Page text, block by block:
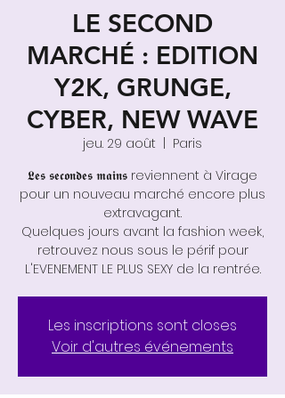
LE SECOND
MARCHÉ : EDITION
Y2K, GRUNGE,
CYBER, NEW WAVE
jeu. 29 août
  |
Paris
𝕷𝖊𝖘 𝖘𝖊𝖈𝖔𝖓𝖉𝖊𝖘 𝖒𝖆𝖎𝖓𝖘 reviennent à Virage
pour un nouveau marché encore plus
extravagant.
Quelques jours avant la fashion week,
retrouvez nous sous le périf pour
L'EVENEMENT LE PLUS SEXY de la rentrée.
Les inscriptions sont closes
Voir d'autres événements